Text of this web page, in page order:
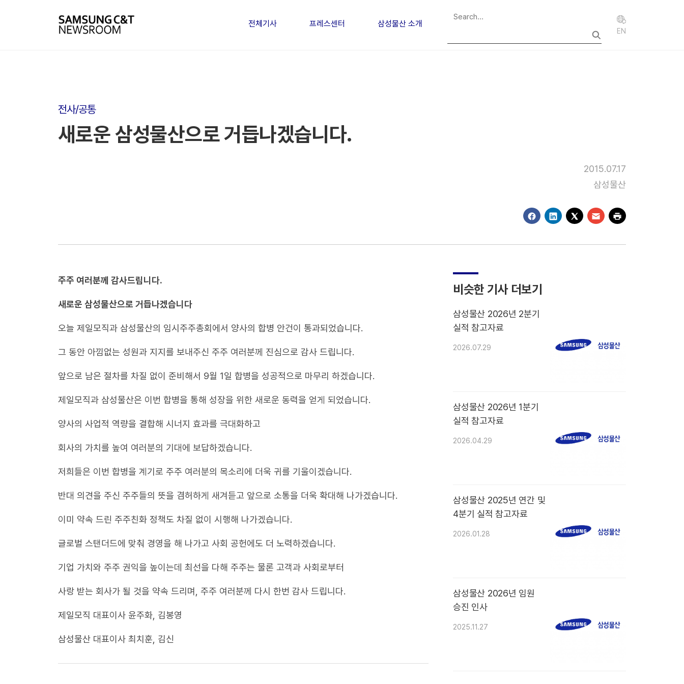
전체기사 프레스센터 삼성물산 소개
EN
전사/공통
새로운 삼성물산으로 거듭나겠습니다.
2015.07.17
삼성물산
주주 여러분께 감사드립니다.
새로운 삼성물산으로 거듭나겠습니다
오늘 제일모직과 삼성물산의 임시주주총회에서 양사의 합병 안건이 통과되었습니다.
그 동안 아낌없는 성원과 지지를 보내주신 주주 여러분께 진심으로 감사 드립니다.
앞으로 남은 절차를 차질 없이 준비해서 9월 1일 합병을 성공적으로 마무리 하겠습니다.
제일모직과 삼성물산은 이번 합병을 통해 성장을 위한 새로운 동력을 얻게 되었습니다.
양사의 사업적 역량을 결합해 시너지 효과를 극대화하고
회사의 가치를 높여 여러분의 기대에 보답하겠습니다.
저희들은 이번 합병을 계기로 주주 여러분의 목소리에 더욱 귀를 기울이겠습니다.
반대 의견을 주신 주주들의 뜻을 겸허하게 새겨듣고 앞으로 소통을 더욱 확대해 나가겠습니다.
이미 약속 드린 주주친화 정책도 차질 없이 시행해 나가겠습니다.
글로벌 스탠더드에 맞춰 경영을 해 나가고 사회 공헌에도 더 노력하겠습니다.
기업 가치와 주주 권익을 높이는데 최선을 다해 주주는 물론 고객과 사회로부터
사랑 받는 회사가 될 것을 약속 드리며, 주주 여러분께 다시 한번 감사 드립니다.
제일모직 대표이사 윤주화, 김봉영
삼성물산 대표이사 최치훈, 김신
비슷한 기사 더보기
삼성물산 2026년 2분기
실적 참고자료
2026.07.29
삼성물산 2026년 1분기
실적 참고자료
2026.04.29
삼성물산 2025년 연간 및
4분기 실적 참고자료
2026.01.28
삼성물산 2026년 임원
승진 인사
2025.11.27